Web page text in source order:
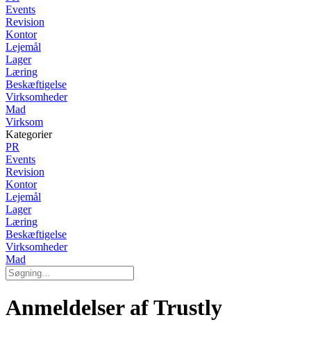
Events
Revision
Kontor
Lejemål
Lager
Læring
Beskæftigelse
Virksomheder
Mad
Virksom
Kategorier
PR
Events
Revision
Kontor
Lejemål
Lager
Læring
Beskæftigelse
Virksomheder
Mad
Anmeldelser af Trustly